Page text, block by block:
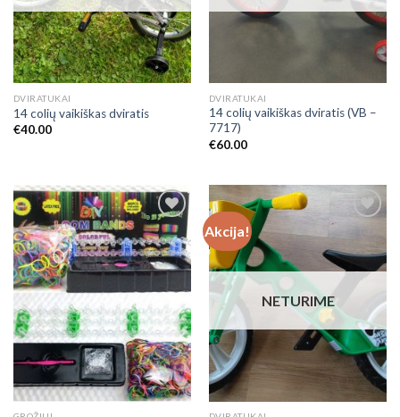
DVIRATUKAI
14 colių vaikiškas dviratis
€40.00
DVIRATUKAI
14 colių vaikiškas dviratis (VB –
7717)
€60.00
Add to
Wishlist
Akcija!
Add to
Wishlist
NETURIME